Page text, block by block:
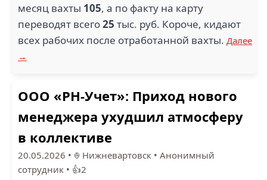
месяц вахты 105, а по факту на карту
переводят всего25 тыс. руб. Короче, кидают
всех рабочих после отработанной вахты. Далее
→
ООО «РН-Учет»: Приход нового
менеджера ухудшил атмосферу
в коллективе
20.05.2026 • Нижневартовск • Анонимный
сотрудник • 👍2